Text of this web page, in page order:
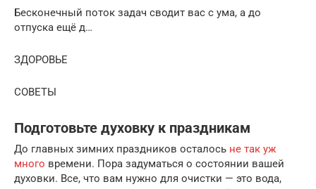
Бесконечный поток задач сводит вас с ума, а до
отпуска ещё д…
ЗДОРОВЬЕ
СОВЕТЫ
Подготовьте духовку к праздникам
До главных зимних праздников осталось не так уж
много времени. Пора задуматься о состоянии вашей
духовки. Все, что вам нужно для очистки — это вода,